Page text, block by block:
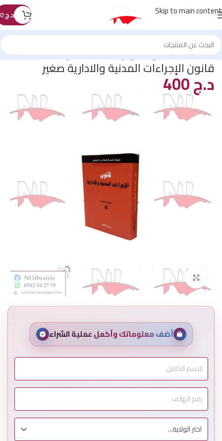
Skip to main content د.ج
الرئيسية/كتب القانون/قانون الإجراءات المدنية والإدارية
قانون الإجراءات المدنية والادارية صغير
د.ج400
Click to enlarge
أضف معلوماتك وأكمل عملية الشراء